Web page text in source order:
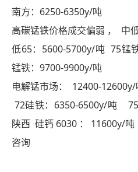
南方：6250-6350y/吨
高碳锰铁价格成交偏弱 ， 中
低65：5600-5700y/吨 75锰
锰铁：9700-9900y/吨
电解锰市场： 12400-
72硅铁：6350-6500y/吨
陕西 硅钙 6030 ：
咨询